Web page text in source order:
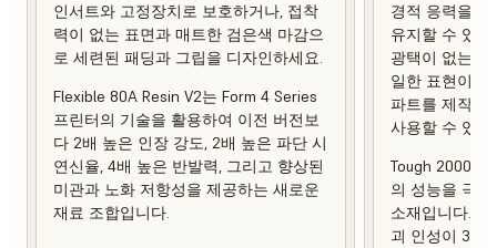
인서트와 고정장치로 보호하거나, 접착
력이 없는 표면과 매트한 검은색 마감으
로 세련된 패딩과 그립을 디자인하세요.
Flexible 80A Resin V2는 Form 4 Series
프린터의 기술을 활용하여 이전 버전보
다 2배 높은 인장 강도, 2배 높은 파단 시
연신율, 4배 높은 반발력, 그리고 향상된
미관과 노화 저항성을 제공하는 새로운
재료 조합입니다.
경적 응력을
유지할 수 있
광택이 없는
일한 표현이
파트를 제작하
사용할 수 있습
Tough 2000
의 성능을 극
소재입니다.
괴 인성이 3배